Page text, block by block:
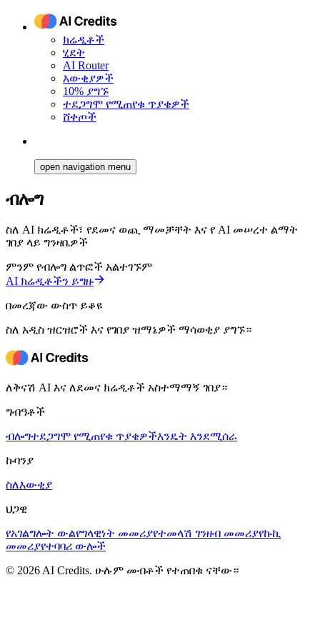
ክሬዲቶች
ሂደት
AI Router
እውቂያዎች
10% ያግኙ
ተደጋግሞ የሚጠየቁ ጥያቄዎች
ሸቀጦች
open navigation menu
ብሎግ
ስለ AI ክሬዲቶች፣ የደመና ወጪ ማመቻቸት እና የ AI መሠረተ ልማት
ገበያ ላይ ግንዛቤዎች
ምንም የብሎግ ልጥፎች አልተገኙም
AI ክሬዲቶችን ይግዙ
በመረጃው ውስጥ ይቆዩ
ስለ አዲስ ዝርዝሮች እና የገበያ ዝማኔዎች ማሳወቂያ ያግኙ።
ለቅናሽ AI እና ለደመና ክሬዲቶች አስተማማኝ ገበያ።
ግብዓቶች
ብሎግተደጋግሞ የሚጠየቁ ጥያቄዎችእንዴት እንደሚሰራ
ኩባንያ
ስለእውቂያ
ህጋዊ
የአገልግሎት ውልየግላዊነት መመሪያየተመላሽ ገንዘብ መመሪያየኩኪ
መመሪያየተባባሪ ውሎች
© 2026 AI Credits. ሁሉም መብቶች የተጠበቁ ናቸው።